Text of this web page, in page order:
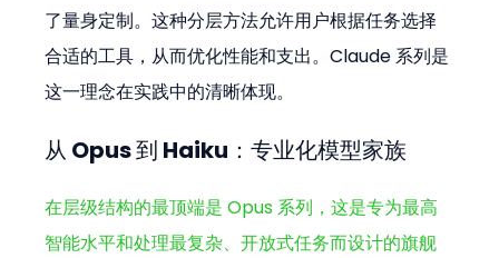
了量身定制。这种分层方法允许用户根据任务选择
合适的工具，从而优化性能和支出。Claude 系列是
这一理念在实践中的清晰体现。
从 Opus 到 Haiku：专业化模型家族
在层级结构的最顶端是 Opus 系列，这是专为最高
智能水平和处理最复杂、开放式任务而设计的旗舰